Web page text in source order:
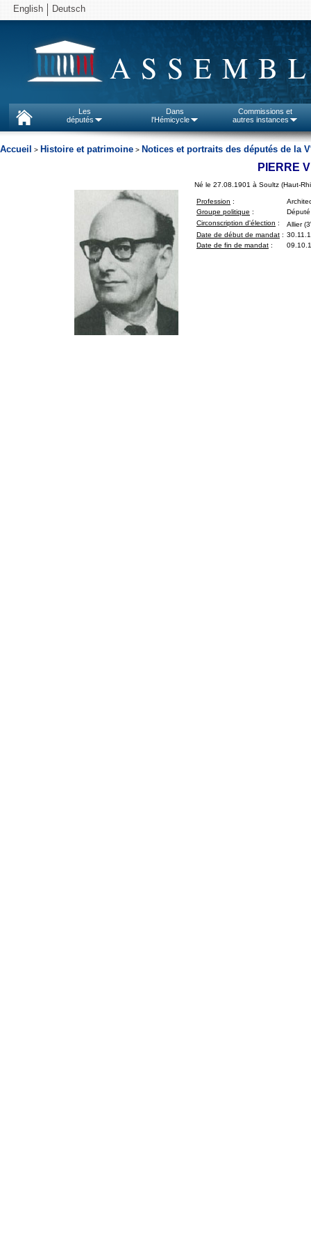
English Deutsch
Les
députés
Dans
l'Hémicycle
Commissions et
autres instances
Accueil > Histoire et patrimoine > Notices et portraits des députés de la V
PIERRE
Né le 27.08.1901 à Soultz (Haut-
Profession :
Groupe politique :
Circonscription d'élection : Allier (3
Date de début de mandat :
Date de fin de mandat :